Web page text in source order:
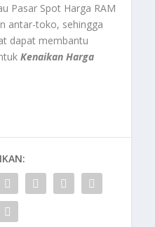
Pasar Spot Harga RAM
antar-toko, sehingga
dapat membantu
Kenaikan Harga